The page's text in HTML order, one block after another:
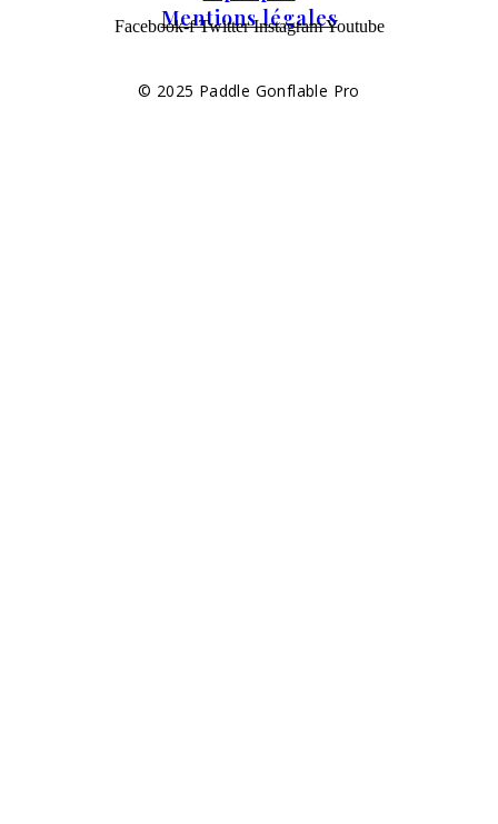
Mentions légales
Facebook-f Twitter InstagramYoutube
© 2025 Paddle Gonflable Pro